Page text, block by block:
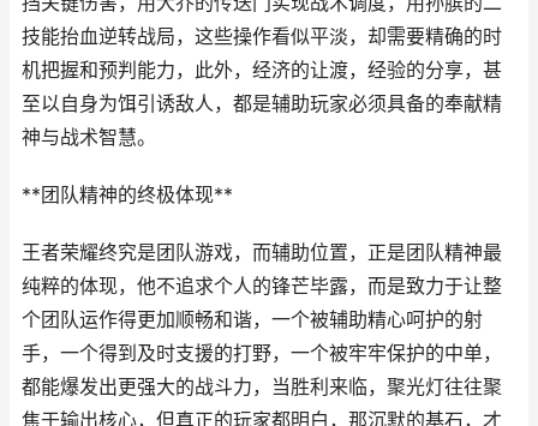
技能抬血逆转战局，这些操作看似平淡，却需要精确的时
机把握和预判能力，此外，经济的让渡，经验的分享，甚
至以自身为饵引诱敌人，都是辅助玩家必须具备的奉献精
神与战术智慧。
**团队精神的终极体现**
王者荣耀终究是团队游戏，而辅助位置，正是团队精神最
纯粹的体现，他不追求个人的锋芒毕露，而是致力于让整
个团队运作得更加顺畅和谐，一个被辅助精心呵护的射
手，一个得到及时支援的打野，一个被牢牢保护的中单，
都能爆发出更强大的战斗力，当胜利来临，聚光灯往往聚
焦于输出核心，但真正的玩家都明白，那沉默的基石，才